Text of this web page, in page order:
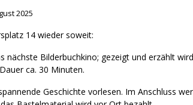
2025
14 wieder soweit:
Bilderbuchkino; gezeigt und erzählt
ca. 30 Minuten.
Geschichte vorlesen. Im Anschluss